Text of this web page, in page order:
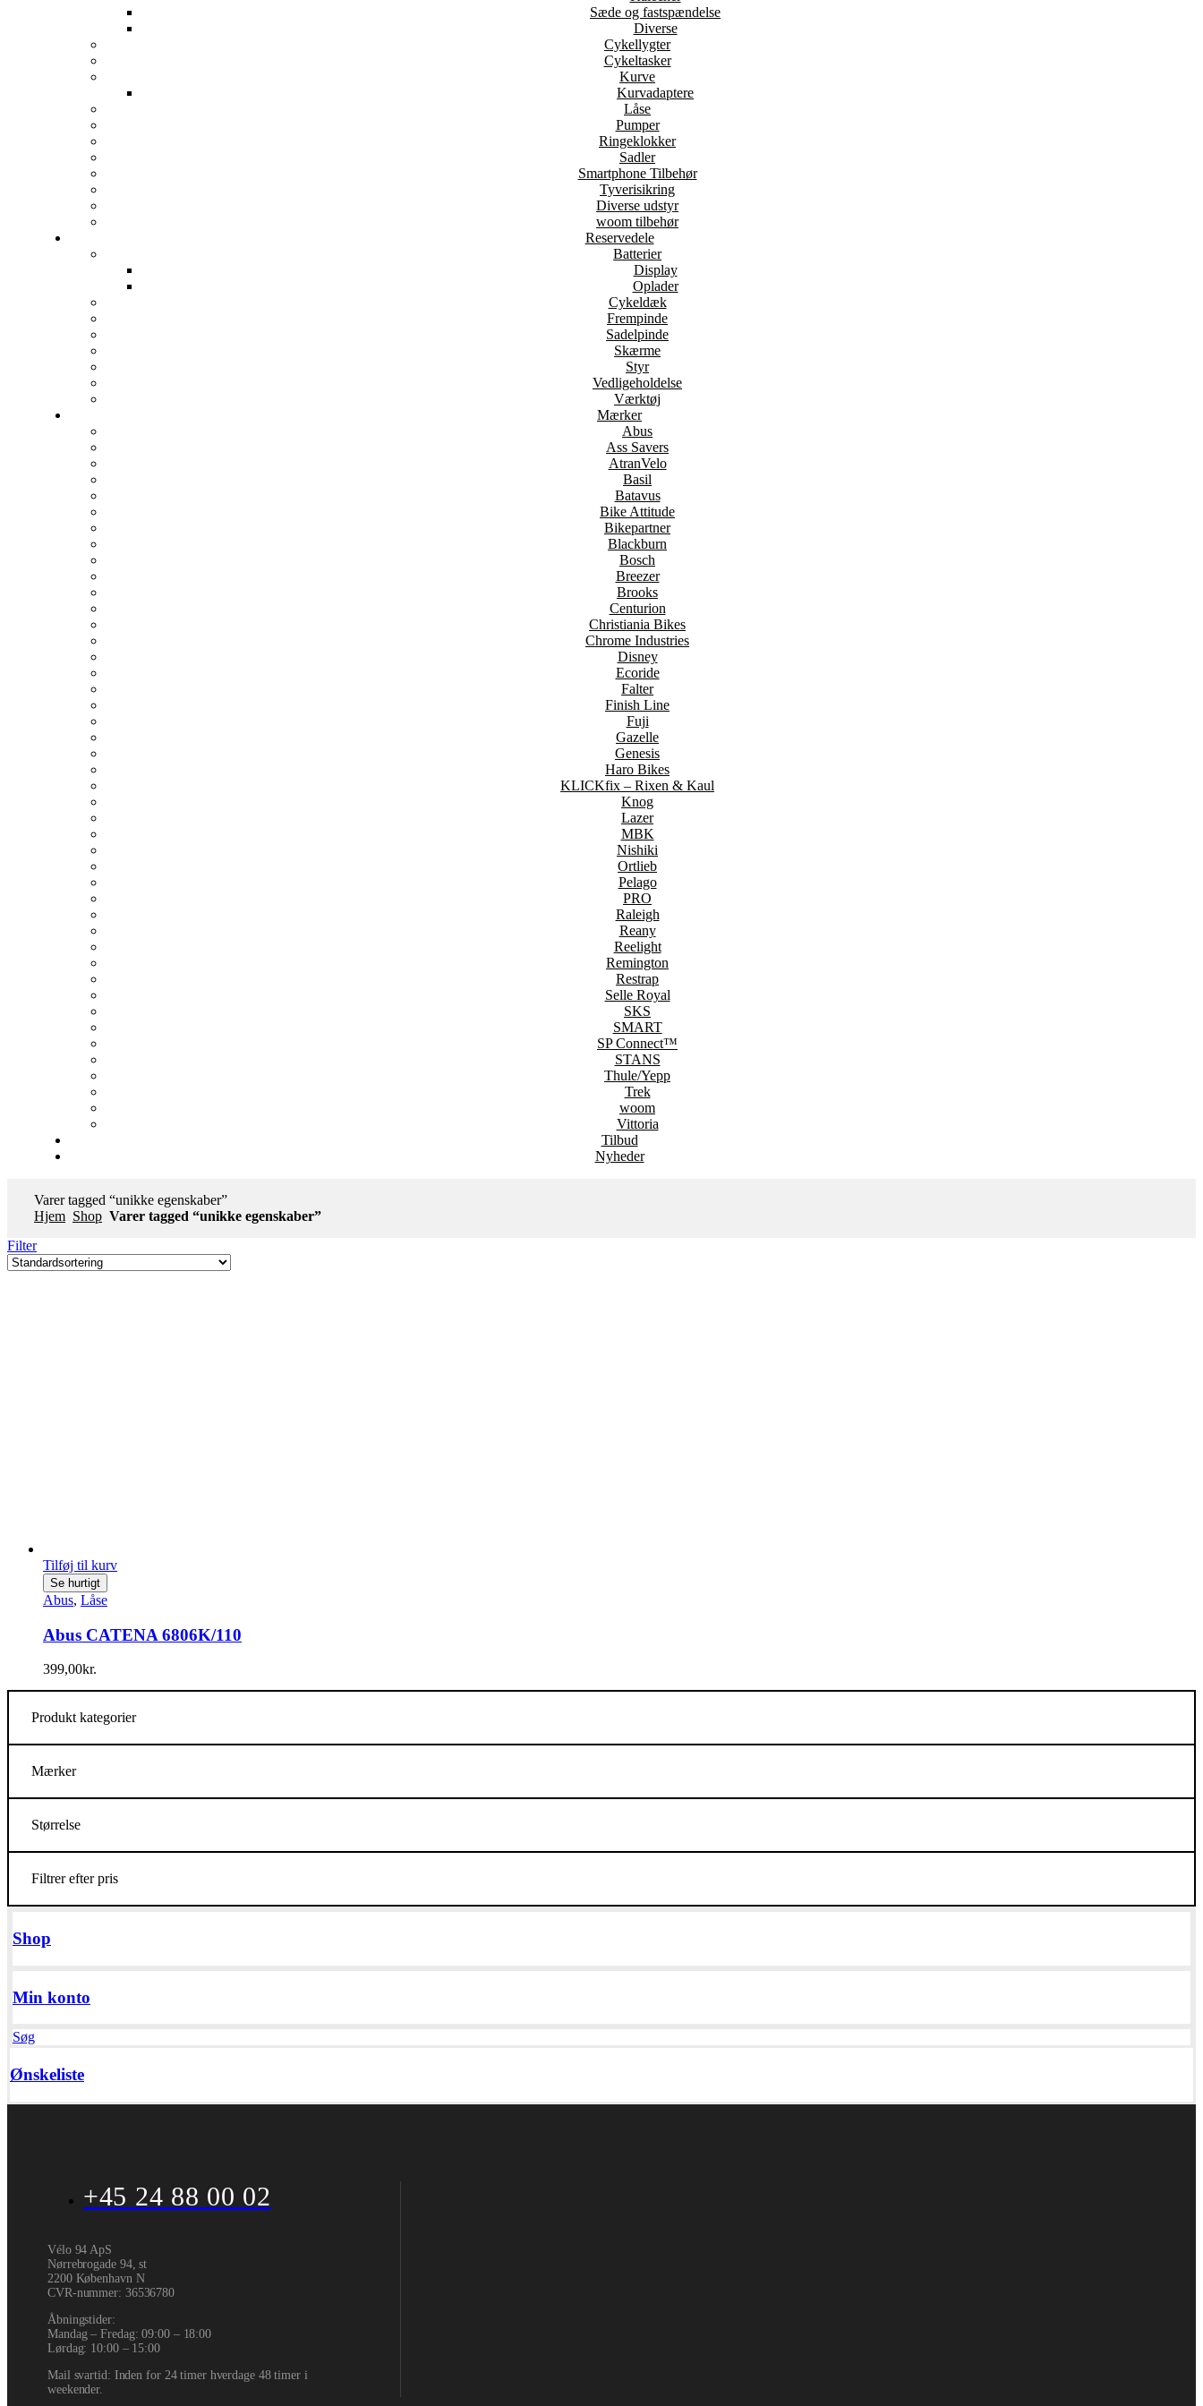
Sæde og fastspændelse
Diverse
Cykellygter
Cykeltasker
Kurve
Kurvadaptere
Låse
Pumper
Ringeklokker
Sadler
Smartphone Tilbehør
Tyverisikring
Diverse udstyr
woom tilbehør
Reservedele
Batterier
Display
Oplader
Cykeldæk
Frempinde
Sadelpinde
Skærme
Styr
Vedligeholdelse
Værktøj
Mærker
Abus
Ass Savers
AtranVelo
Basil
Batavus
Bike Attitude
Bikepartner
Blackburn
Bosch
Breezer
Brooks
Centurion
Christiania Bikes
Chrome Industries
Disney
Ecoride
Falter
Finish Line
Fuji
Gazelle
Genesis
Haro Bikes
KLICKfix – Rixen & Kaul
Knog
Lazer
MBK
Nishiki
Ortlieb
Pelago
PRO
Raleigh
Reany
Reelight
Remington
Restrap
Selle Royal
SKS
SMART
SP Connect™
STANS
Thule/Yepp
Trek
woom
Vittoria
Tilbud
Nyheder
Varer tagged “unikke egenskaber”
Hjem Shop Varer tagged “unikke egenskaber”
Filter
Tilføj til kurv
Se hurtigt
Abus, Låse
Abus CATENA 6806K/110
399,00kr.
Produkt kategorier
Mærker
Størrelse
Filtrer efter pris
Shop
Min konto
Søg
Ønskeliste
+45 24 88 00 02
Vélo 94 ApS
Nørrebrogade 94, st
2200 København N
CVR-nummer: 36536780
Åbningstider:
Mandag – Fredag: 09:00 – 18:00
Lørdag: 10:00 – 15:00
Mail svartid: Inden for 24 timer hverdage 48 timer i
weekender.